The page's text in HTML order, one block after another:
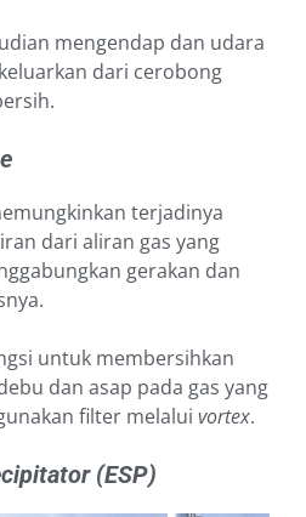
mengendap dan udara
dari cerobong
terjadinya
dari aliran gas yang
gerakan dan
untuk membersihkan
dan asap pada gas yang
filter melalui vortex.
(ESP)